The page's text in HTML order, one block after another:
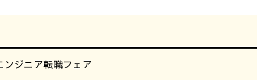
ジニア転職フェア